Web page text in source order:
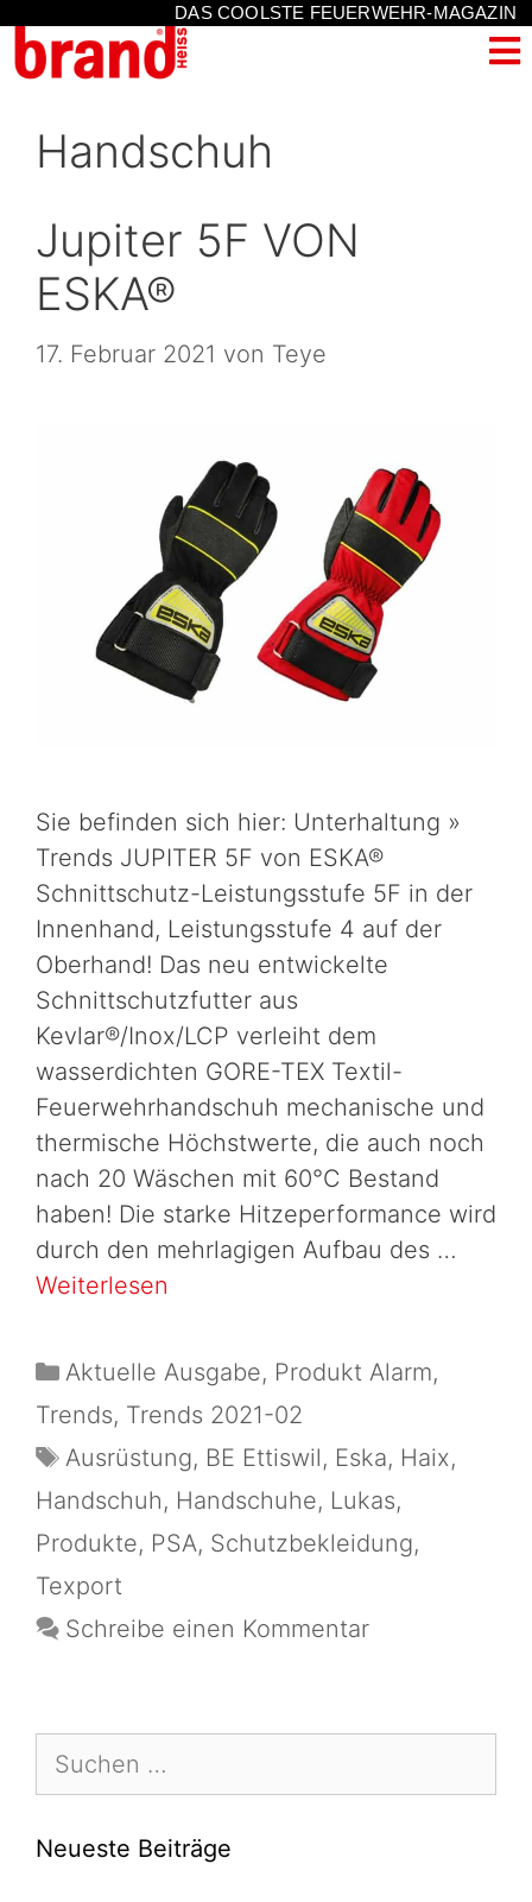
DAS COOLSTE FEUERWEHR-MAGAZIN
Handschuh
Jupiter 5F VON
ESKA®
17. Februar 2021 von Teye
Sie befinden sich hier: Unterhaltung »
Trends JUPITER 5F von ESKA®
Schnittschutz-Leistungsstufe 5F in der
Innenhand, Leistungsstufe 4 auf der
Oberhand! Das neu entwickelte
Schnittschutzfutter aus
Kevlar®/Inox/LCP verleiht dem
wasserdichten GORE-TEX Textil-
Feuerwehrhandschuh mechanische und
thermische Höchstwerte, die auch noch
nach 20 Wäschen mit 60°C Bestand
haben! Die starke Hitzeperformance wird
durch den mehrlagigen Aufbau des …
Weiterlesen
Aktuelle Ausgabe, Produkt Alarm,
Trends, Trends 2021-02
Ausrüstung, BE Ettiswil, Eska, Haix,
Handschuh, Handschuhe, Lukas,
Produkte, PSA, Schutzbekleidung,
Texport
Schreibe einen Kommentar
Neueste Beiträge